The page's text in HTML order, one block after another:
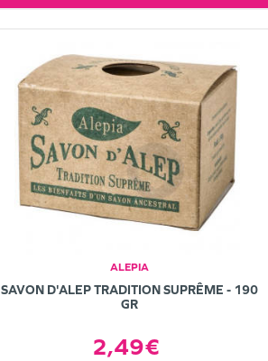
ALEPIA
SAVON D'ALEP TRADITION SUPRÊME - 190
GR
2,49€